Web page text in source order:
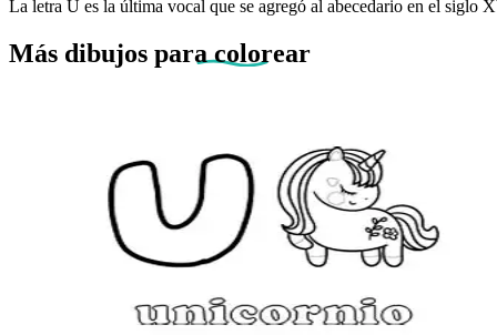
La letra U es la última vocal que se agregó al abecedario en el siglo
Más dibujos para colorear